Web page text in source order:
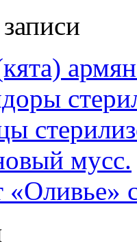
мусс.
«Оливье»